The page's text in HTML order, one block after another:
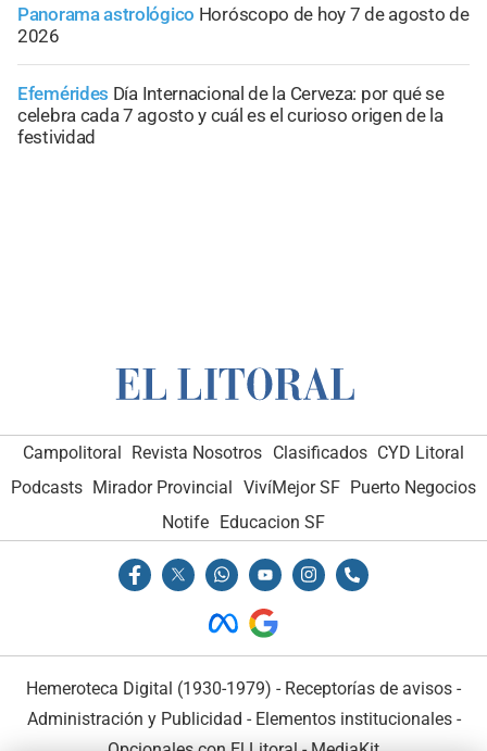
Panorama astrológico Horóscopo de hoy 7 de agosto de
2026
Efemérides Día Internacional de la Cerveza: por qué se
celebra cada 7 agosto y cuál es el curioso origen de la
festividad
Campolitoral Revista Nosotros Clasificados CYD Litoral
Podcasts Mirador Provincial VivíMejor SF Puerto Negocios
Notife Educacion SF
Hemeroteca Digital (1930-1979) - Receptorías de avisos -
Administración y Publicidad - Elementos institucionales-